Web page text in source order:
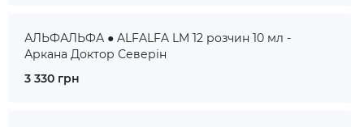
АЛЬФАЛЬФА ● ALFALFA LM 12 розчин 10 мл -
Аркана Доктор Северін
3 330 грн